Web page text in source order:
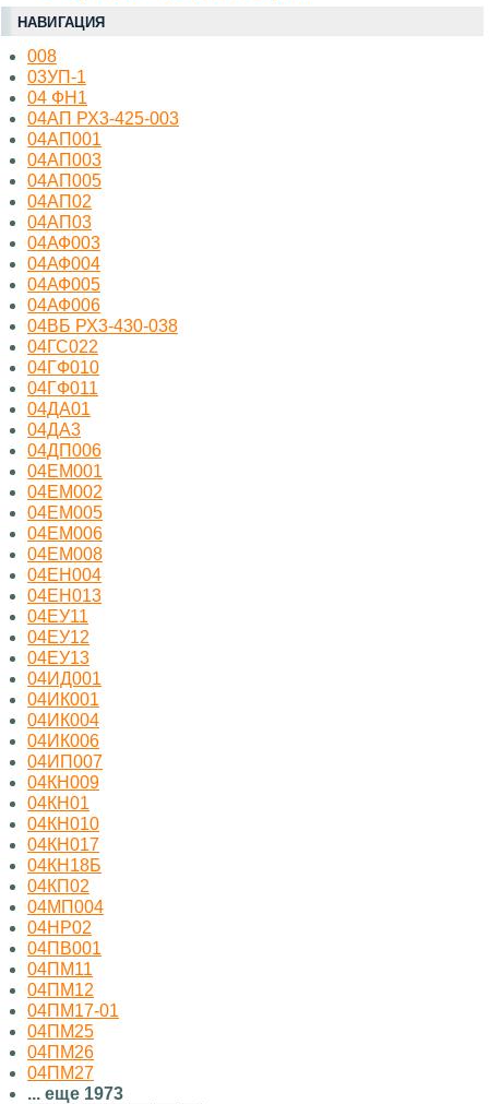
НАВИГАЦИЯ
008
03УП-1
04 ФН1
04АП РХ3-425-003
04АП001
04АП003
04АП005
04АП02
04АП03
04АФ003
04АФ004
04АФ005
04АФ006
04ВБ РХ3-430-038
04ГС022
04ГФ010
04ГФ011
04ДА01
04ДА3
04ДП006
04ЕМ001
04ЕМ002
04ЕМ005
04ЕМ006
04ЕМ008
04ЕН004
04ЕН013
04ЕУ11
04ЕУ12
04ЕУ13
04ИД001
04ИК001
04ИК004
04ИК006
04ИП007
04КН009
04КН01
04КН010
04КН017
04КН18Б
04КП02
04МП004
04НР02
04ПВ001
04ПМ11
04ПМ12
04ПМ17-01
04ПМ25
04ПМ26
04ПМ27
... еще 1973